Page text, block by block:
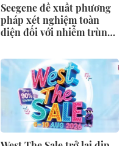
Seegene đề xuất phương
pháp xét nghiệm toàn
diện đối với nhiễm trùng
Nghiên cứu lâm sàng một
triệu ca toàn cầu (GMCS)